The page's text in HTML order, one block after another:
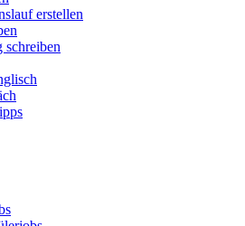
erstellen